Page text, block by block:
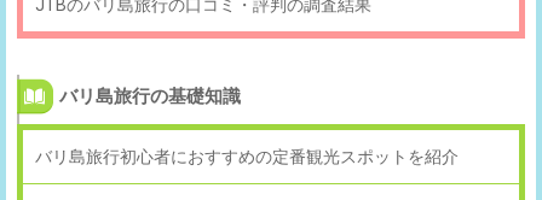
JTBのバリ島旅行の口コミ・評判の調査結果
バリ島旅行の基礎知識
バリ島旅行初心者におすすめの定番観光スポットを紹介